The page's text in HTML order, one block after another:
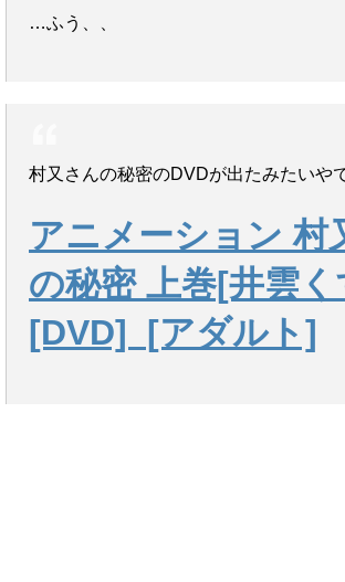
…ふう、、
村又さんの秘密のDVDが出たみたいや
アニメーション 村
の秘密 上巻[井雲く
[DVD] [アダルト]